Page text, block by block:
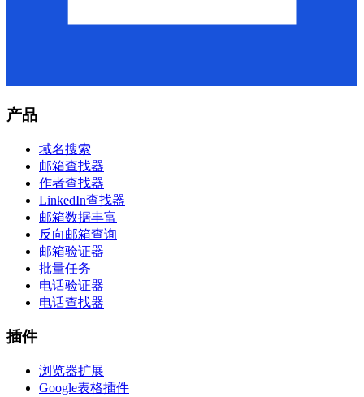
产品
域名搜索
邮箱查找器
作者查找器
LinkedIn查找器
邮箱数据丰富
反向邮箱查询
邮箱验证器
批量任务
电话验证器
电话查找器
插件
浏览器扩展
Google表格插件